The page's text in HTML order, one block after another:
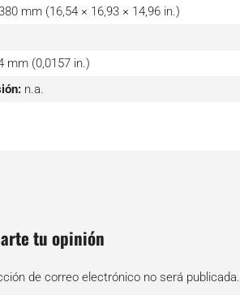
mm (16,54 × 16,93 × 14,96 in.)
mm (0,0157 in.)
n.a.
tu opinión
de correo electrónico no será publicada.